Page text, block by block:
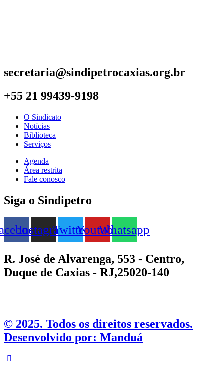
secretaria@sindipetrocaxias.org.br
+55 21 99439-9198
O Sindicato
Notícias
Biblioteca
Serviços
Agenda
Área restrita
Fale conosco
Siga o Sindipetro
InstagramTwitterYoutubeWhatsapp
R. José de Alvarenga, 553 - Centro,
Duque de Caxias - RJ,25020-140
©️ 2025. Todos os direitos reservados.
Desenvolvido por: Manduá